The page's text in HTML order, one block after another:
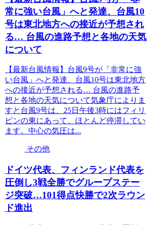
常に強い台風」へと発達、台風10
号は東北地方への接近が予想され
る… 台風の進路予想と各地の天気
について
【最新台風情報】台風9号が「非常に強
い台風」へと発達、台風10号は東北地方
への接近が予想される… 台風の進路予
想と各地の天気について気象庁によりま
すと台風9号は、25日午後3時にはフィリ
ピンの東にあって、ほとんど停滞してい
ます。中心の気圧は...
その他
ドイツ代表、フィンランド代表を
圧倒し3戦全勝でグループステー
ジ突破…101得点快勝で2次ラウン
ド進出